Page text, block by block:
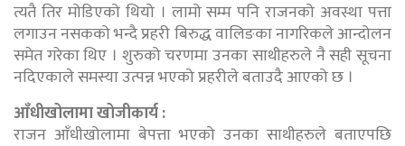
त्यतै तिर मोडिएको थियो । लामो सम्म पनि राजनको अवस्था पत्ता
लगाउन नसकको भन्दै प्रहरी बिरुद्ध वालिङका नागरिकले आन्दोलन
समेत गरेका थिए । शुरुको चरणमा उनका साथीहरुले नै सही सूचना
नदिएकाले समस्या उत्पन्न भएको प्रहरीले बताउदै आएको छ ।
आँधीखोलामा खोजीकार्य :
राजन आँधीखोलामा बेपत्ता भएको उनका साथीहरुले बताएपछि